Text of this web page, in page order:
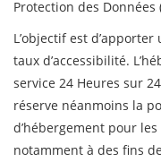
Protection des Données
L’objectif est
taux d’accessibilité.
service 24 Heures sur
réserve néanmoins la
d’hébergement pour
notamment à des fins